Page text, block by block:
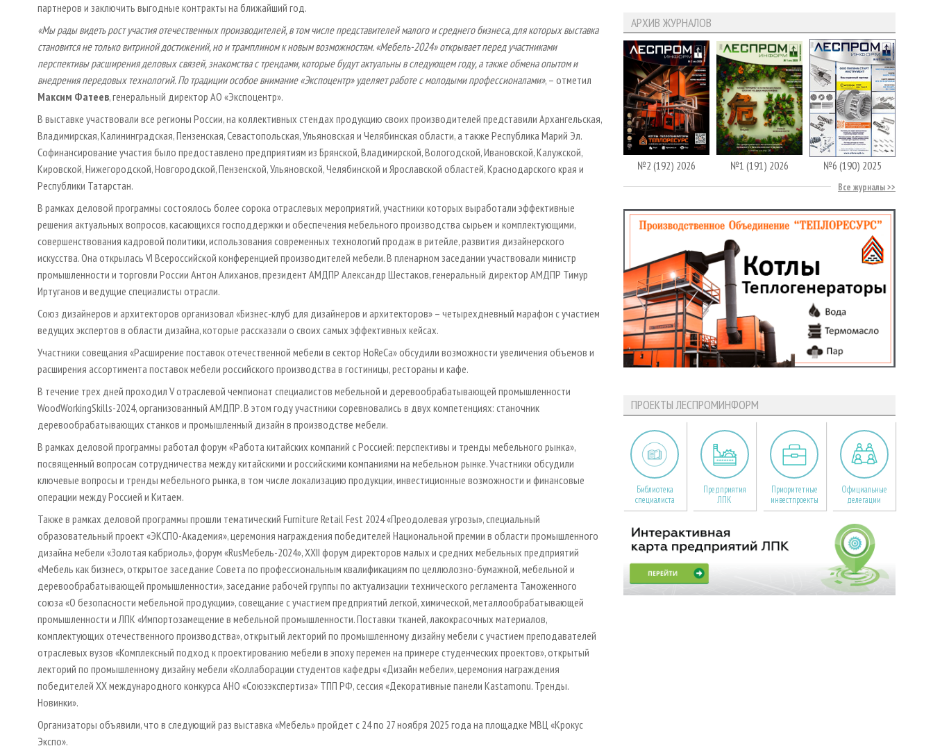
партнеров и заключить выгодные контракты на ближайший год.
«Мы рады видеть рост участия отечественных производителей, в том числе представителей малого и среднего бизнеса, для которых выставка
становится не только витриной достижений, но и трамплином к новым возможностям. «Мебель-2024» открывает перед участниками
перспективы расширения деловых связей, знакомства с трендами, которые будут актуальны в следующем году, а также обмена опытом и
внедрения передовых технологий. По традиции особое внимание «Экспоцентр» уделяет работе с молодыми профессионалами», – отметил
Максим Фатеев, генеральный директор АО «Экспоцентр».
В выставке участвовали все регионы России, на коллективных стендах продукцию своих производителей представили Архангельская,
Владимирская, Калининградская, Пензенская, Севастопольская, Ульяновская и Челябинская области, а также Республика Марий Эл.
Софинансирование участия было предоставлено предприятиям из Брянской, Владимирской, Вологодской, Ивановской, Калужской,
Кировской, Нижегородской, Новгородской, Пензенской, Ульяновской, Челябинской и Ярославской областей, Краснодарского края и
Республики Татарстан.
В рамках деловой программы состоялось более сорока отраслевых мероприятий, участники которых выработали эффективные
решения актуальных вопросов, касающихся господдержки и обеспечения мебельного производства сырьем и комплектующими,
совершенствования кадровой политики, использования современных технологий продаж в ритейле, развития дизайнерского
искусства. Она открылась VI Всероссийской конференцией производителей мебели. В пленарном заседании участвовали министр
промышленности и торговли России Антон Алиханов, президент АМДПР Александр Шестаков, генеральный директор АМДПР Тимур
Иртуганов и ведущие специалисты отрасли.
Союз дизайнеров и архитекторов организовал «Бизнес-клуб для дизайнеров и архитекторов» – четырехдневный марафон с участием
ведущих экспертов в области дизайна, которые рассказали о своих самых эффективных кейсах.
Участники совещания «Расширение поставок отечественной мебели в сектор HoReCa» обсудили возможности увеличения объемов и
расширения ассортимента поставок мебели российского производства в гостиницы, рестораны и кафе.
В течение трех дней проходил V отраслевой чемпионат специалистов мебельной и деревообрабатывающей промышленности
WoodWorkingSkills-2024, организованный АМДПР. В этом году участники соревновались в двух компетенциях: станочник
деревообрабатывающих станков и промышленный дизайн в производстве мебели.
В рамках деловой программы работал форум «Работа китайских компаний с Россией: перспективы и тренды мебельного рынка»,
посвященный вопросам сотрудничества между китайскими и российскими компаниями на мебельном рынке. Участники обсудили
ключевые вопросы и тренды мебельного рынка, в том числе локализацию продукции, инвестиционные возможности и финансовые
операции между Россией и Китаем.
Также в рамках деловой программы прошли тематический Furniture Retail Fest 2024 «Преодолевая угрозы», специальный
образовательный проект «ЭКСПО-Академия», церемония награждения победителей Национальной премии в области промышленного
дизайна мебели «Золотая кабриоль», форум «RusМебель-2024», XXII форум директоров малых и средних мебельных предприятий
«Мебель как бизнес», открытое заседание Совета по профессиональным квалификациям по целлюлозно-бумажной, мебельной и
деревообрабатывающей промышленности», заседание рабочей группы по актуализации технического регламента Таможенного
союза «О безопасности мебельной продукции», совещание с участием предприятий легкой, химической, металлообрабатывающей
промышленности и ЛПК «Импортозамещение в мебельной промышленности. Поставки тканей, лакокрасочных материалов,
комплектующих отечественного производства», открытый лекторий по промышленному дизайну мебели с участием преподавателей
отраслевых вузов «Комплексный подход к проектированию мебели в эпоху перемен на примере студенческих проектов», открытый
лекторий по промышленному дизайну мебели «Коллаборации студентов кафедры «Дизайн мебели», церемония награждения
победителей XX международного конкурса АНО «Союзэкспертиза» ТПП РФ, сессия «Декоративные панели Kastamonu. Тренды.
Новинки».
Организаторы объявили, что в следующий раз выставка «Мебель» пройдет c 24 по 27 ноября 2025 года на площадке МВЦ «Крокус
Экспо».
АРХИВ ЖУРНАЛОВ
№2 (192) 2026 №1 (191) 2026 №6 (190) 2025
Все журналы
ПРОЕКТЫ ЛЕСПРОМИНФОРМ
Библиотека
специалиста
Предприятия
ЛПК
Приоритетные
инвестпроекты
Официальные
делегации